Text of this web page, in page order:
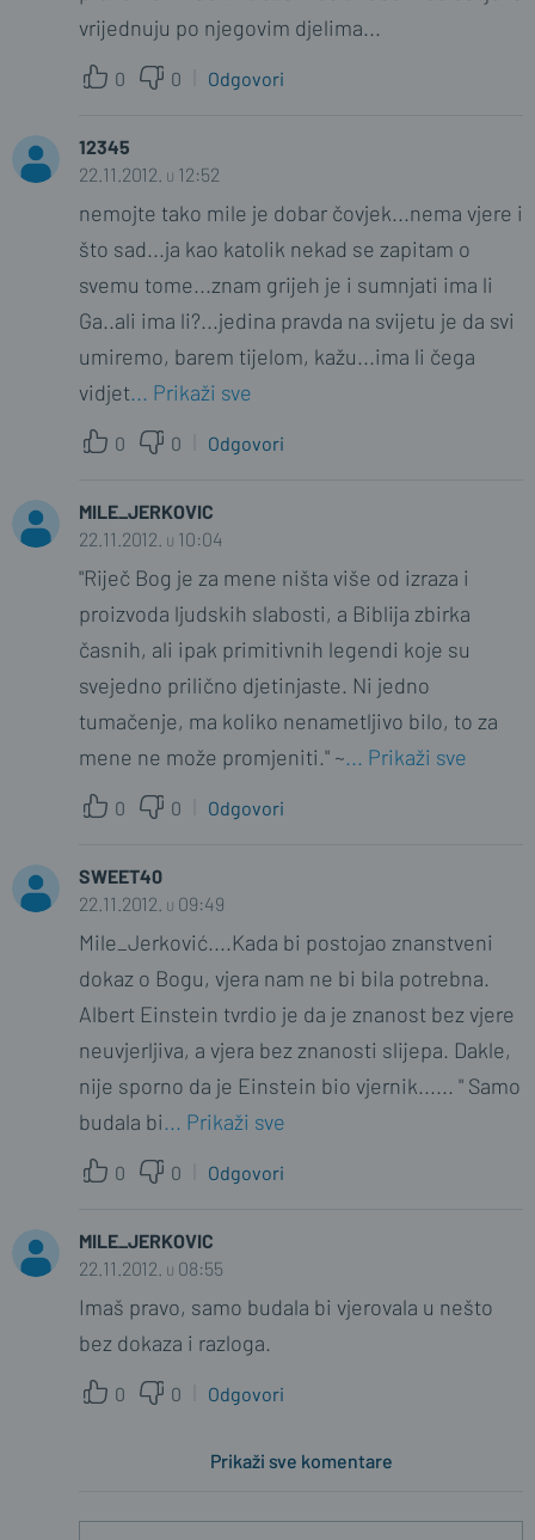
vrijednuju po njegovim djelima...
0 0 Odgovori
12345
22.11.2012. u 12:52
nemojte tako mile je dobar čovjek...nema vjere i
što sad...ja kao katolik nekad se zapitam o
svemu tome...znam grijeh je i sumnjati ima li
Ga..ali ima li?...jedina pravda na svijetu je da svi
umiremo, barem tijelom, kažu...ima li čega
vidjet... Prikaži sve
0 0 Odgovori
MILE_JERKOVIC
22.11.2012. u 10:04
"Riječ Bog je za mene ništa više od izraza i
proizvoda ljudskih slabosti, a Biblija zbirka
časnih, ali ipak primitivnih legendi koje su
svejedno prilično djetinjaste. Ni jedno
tumačenje, ma koliko nenametljivo bilo, to za
mene ne može promjeniti." ~... Prikaži sve
0 0 Odgovori
SWEET40
22.11.2012. u 09:49
Mile_Jerković....Kada bi postojao znanstveni
dokaz o Bogu, vjera nam ne bi bila potrebna.
Albert Einstein tvrdio je da je znanost bez vjere
neuvjerljiva, a vjera bez znanosti slijepa. Dakle,
nije sporno da je Einstein bio vjernik...... " Samo
budala bi... Prikaži sve
0 0 Odgovori
MILE_JERKOVIC
22.11.2012. u 08:55
Imaš pravo, samo budala bi vjerovala u nešto
bez dokaza i razloga.
0 0 Odgovori
Prikaži sve komentare